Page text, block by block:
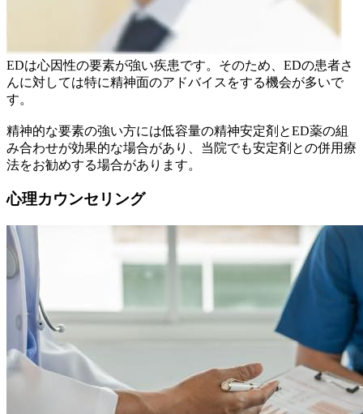
EDは心因性の要素が強い疾患です。そのため、EDの患者さ
んに対しては特に精神面のアドバイスをする機会が多いで
す。
精神的な要素の強い方には低容量の精神安定剤とED薬の組
み合わせが効果的な場合があり、当院でも安定剤との併用療
法をお勧めする場合があります。
心理カウンセリング